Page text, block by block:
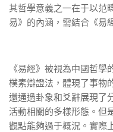
其哲學意義之一在于以范
易》的內涵，需結合《易
《易經》被視為中國哲
樸素辯證法，體現了事物
還通過卦象和爻辭展現了
活動相關的多樣形態。但
觀點能夠過于概況。實際